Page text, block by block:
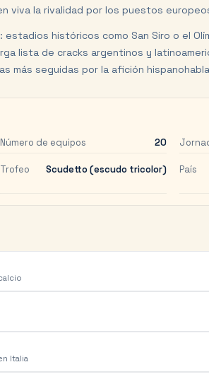
viva la rivalidad por los puestos
históricos como San Siro o el
lista de cracks argentinos y
más seguidas por la afición
Número de equipos 20
Trofeo Scudetto (escudo tricolor) País
Italia